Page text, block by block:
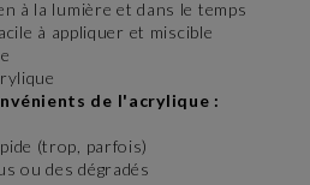
à la lumière et dans le temps
à appliquer et miscible
de l'acrylique :
(trop, parfois)
ou des dégradés